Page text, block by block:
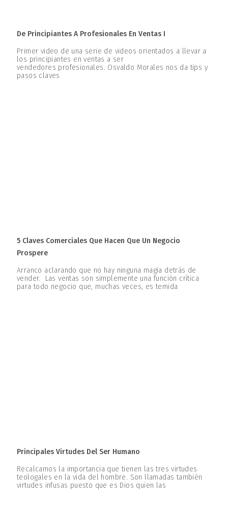
De Principiantes A Profesionales En Ventas I
Primer video de una serie de videos orientados a llevar a
los principiantes en ventas a ser
vendedores profesionales. Osvaldo Morales nos da tips y
pasos claves
5 Claves Comerciales Que Hacen Que Un Negocio
Prospere
Arranco aclarando que no hay ninguna magia detrás de
vender. Las ventas son simplemente una función crítica
para todo negocio que, muchas veces, es temida
Principales Virtudes Del Ser Humano
Recalcamos la importancia que tienen las tres virtudes
teologales en la vida del hombre. Son llamadas también
virtudes infusas puesto que es Dios quien las